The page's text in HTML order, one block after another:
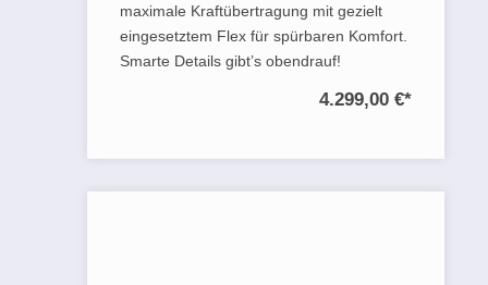
maximale Kraftübertragung mit gezielt
eingesetztem Flex für spürbaren Komfort.
Smarte Details gibt’s obendrauf!
4.299,00 €*